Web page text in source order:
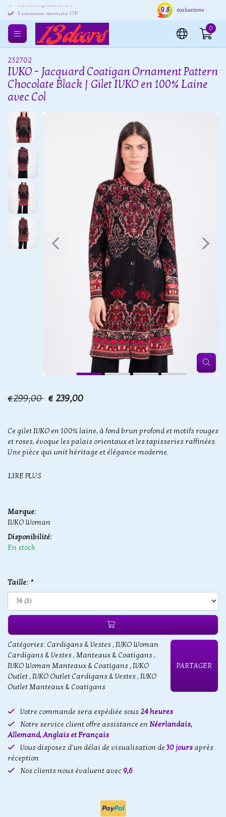
Retours gratuits UE Expédition sous 24 heures
9.8 évaluations
0
252702
IVKO - Jacquard Coatigan Ornament Pattern
Chocolate Black | Gilet IVKO en 100% Laine
avec Col
€299,00 € 239,00
Ce gilet IVKO en 100% laine, à fond brun profond et motifs rouges
et roses, évoque les palais orientaux et les tapisseries raffinées.
Une pièce qui unit héritage et élégance moderne.
LIRE PLUS
Marque:
IVKO Woman
Disponibilité:
En stock
Taille: *
Catégories: Cardigans & Vestes, IVKO Woman
Cardigans & Vestes, Manteaux & Coatigans,
IVKO Woman Manteaux & Coatigans, IVKO
Outlet, IVKO Outlet Cardigans & Vestes, IVKO
Outlet Manteaux & Coatigans
PARTAGER
Votre commande sera expédiée sous24 heures
Notre service client offre assistance en Néerlandais,
Allemand, Anglais et Français
Vous disposez d'un délai de visualisation de30 jours après
réception
Nos clients nous évaluent avec 9,6